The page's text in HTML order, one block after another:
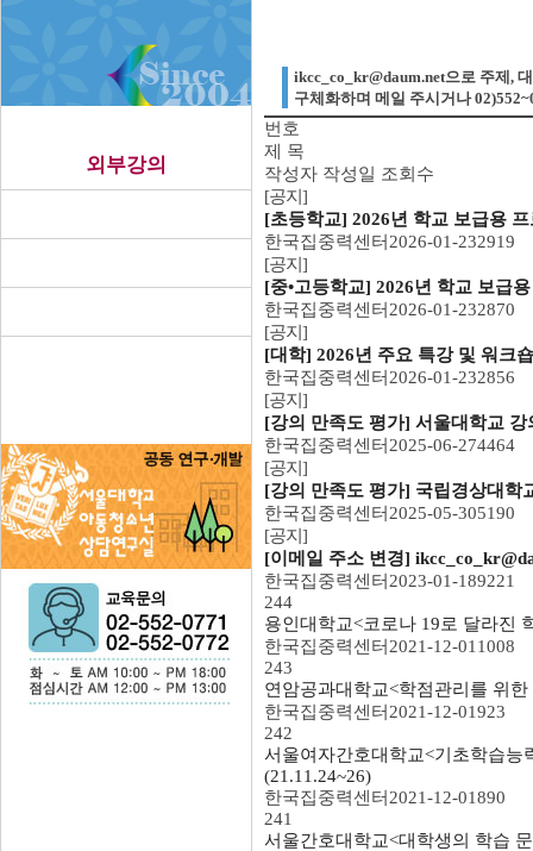
외부강의
ikcc_co_kr@daum.net으로 주제,
구체화하며 메일 주시거나
번호
제 목
작성자 작성일 조회수
[공지]
[초등학교] 2026년 학교 보급용
한국집중력센터 2026-01-232919
[공지]
[중•고등학교] 2026년 학교 보급
한국집중력센터 2026-01-232870
[공지]
[대학] 2026년 주요 특강 및 워크
한국집중력센터 2026-01-232856
[공지]
[강의 만족도 평가] 서울대학교 강
한국집중력센터 2025-06-274464
[공지]
[강의 만족도 평가] 국립경상대학
한국집중력센터 2025-05-305190
[공지]
[이메일 주소 변경]
한국집중력센터 2023-01-189221
244
용인대학교<코로나 19로 달라진
한국집중력센터 2021-12-01 1008
243
연암공과대학교<학점관리를 위
한국집중력센터 2021-12-01923
242
서울여자간호대학교<기초학습능
(21.11.24~26)
한국집중력센터 2021-12-01890
241
서울간호대학교<대학생의 학습